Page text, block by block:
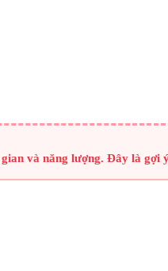
và năng lượng. Đây là gợi